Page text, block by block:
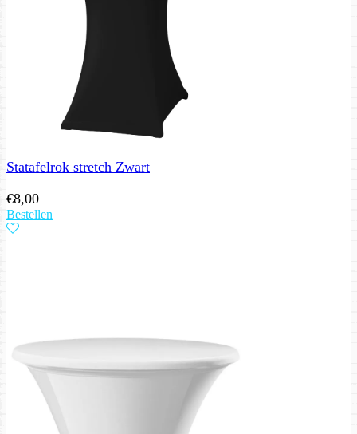
Statafelrok stretch Zwart
€8,00
Bestellen